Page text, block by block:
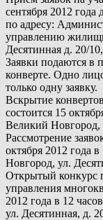
сентября 2012 года
по адресу:
управлению
Десятинная д. 20/
Заявки подаются в
конверте. Одно
только одну заявку.
Вскрытие
состоится 15
Великий Новгород,
Рассмотрение
октября 2012 года
Новгород, ул.
Открытый конкурс
управления
2012 года в 12
ул. Десятинная, д.